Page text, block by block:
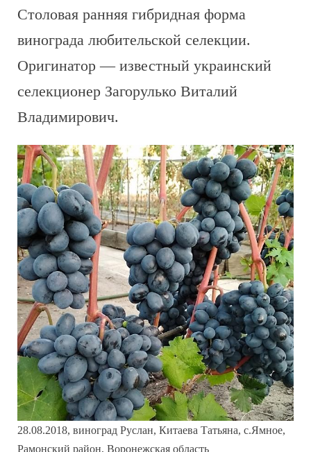
Столовая ранняя гибридная форма
винограда любительской селекции.
Оригинатор — известный украинский
селекционер Загорулько Виталий
Владимирович.
28.08.2018, виноград Руслан, Китаева Татьяна, с.Ямное,
Рамонский район, Воронежская область